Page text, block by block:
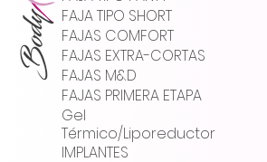
FAJA TIPO SHORT
FAJAS COMFORT
FAJAS EXTRA-CORTAS
FAJAS M&D
FAJAS PRIMERA ETAPA
Gel
Térmico/Liporeductor
IMPLANTES